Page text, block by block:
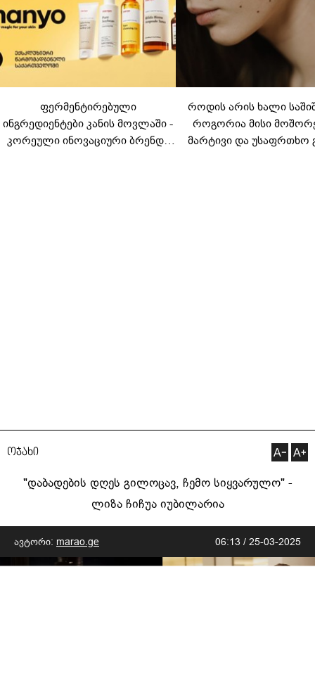
ფერმენტირებული
ინგრედიენტები კანის მოვლაში -
კორეული ინოვაციური ბრენდი
როდის არის ხალი
როგორია მისი
მარტივი და უსაფრთხო
ოჯახი
"დაბადების დღეს გილოცავ, ჩემო სიყვარულო" -
ლიზა ჩიჩუა იუბილარია
ავტორი: marao.ge 06:13 / 25-03-2025